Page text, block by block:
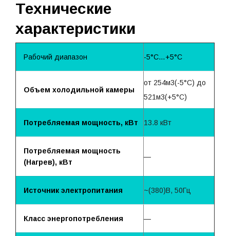
Технические
характеристики
Рабочий диапазон -5°С…+5°С
Объем холодильной камеры
от 254м3(-5°С) до
521м3(+5°С)
Потребляемая мощность, кВт 13.8 кВт
Потребляемая мощность
(Нагрев), кВт
—
Источник электропитания ~(380)B, 50Гц
Класс энергопотребления —